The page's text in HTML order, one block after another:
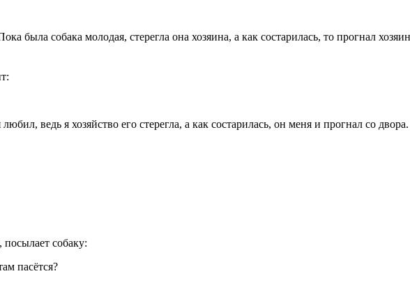
была собака молодая, стерегла она хозяина, а как состарилась, то прогнал
ведь я хозяйство его стерегла, а как состарилась, он меня и прогнал со
собаку:
пасётся?